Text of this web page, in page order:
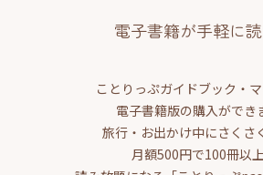
電子書籍が手軽に
ことりっぷガイドブック・
電子書籍版の購入ができ
旅行・お出かけ中にさくさ
月額500円で100冊以